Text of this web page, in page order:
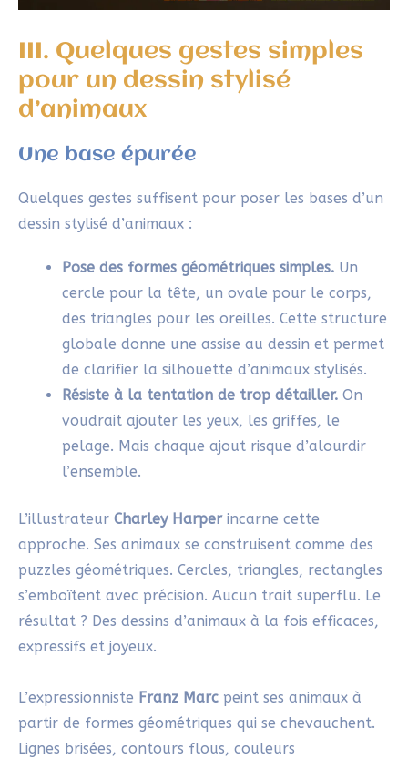
III. Quelques gestes simples
pour un dessin stylisé
d’animaux
Une base épurée
Quelques gestes suffisent pour poser les bases d’un
dessin stylisé d’animaux :
Pose des formes géométriques simples. Un
cercle pour la tête, un ovale pour le corps,
des triangles pour les oreilles. Cette structure
globale donne une assise au dessin et permet
de clarifier la silhouette d’animaux stylisés.
Résiste à la tentation de trop détailler. On
voudrait ajouter les yeux, les griffes, le
pelage. Mais chaque ajout risque d’alourdir
l’ensemble.
L’illustrateur Charley Harper incarne cette
approche. Ses animaux se construisent comme des
puzzles géométriques. Cercles, triangles, rectangles
s’emboîtent avec précision. Aucun trait superflu. Le
résultat ? Des dessins d’animaux à la fois efficaces,
expressifs et joyeux.
L’expressionniste Franz Marc peint ses animaux à
partir de formes géométriques qui se chevauchent.
Lignes brisées, contours flous, couleurs
Laisser place à ton
intuition et à l’imprévu
dans ta création
Reprendre confiance dans
créer
J'explore dès maintenant !